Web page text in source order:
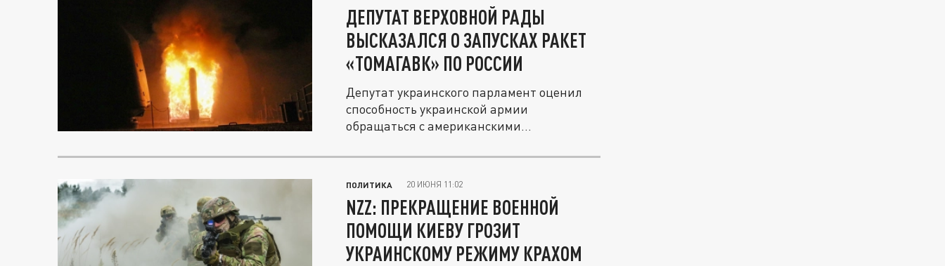
ДЕПУТАТ ВЕРХОВНОЙ РАДЫ
ВЫСКАЗАЛСЯ О ЗАПУСКАХ РАКЕТ
«ТОМАГАВК» ПО РОССИИ
Депутат украинского парламент оценил
способность украинской армии
обращаться с американскими
ПОЛИТИКА 20 ИЮНЯ 11:02
NZZ: ПРЕКРАЩЕНИЕ ВОЕННОЙ
ПОМОЩИ КИЕВУ ГРОЗИТ
УКРАИНСКОМУ РЕЖИМУ КРАХОМ